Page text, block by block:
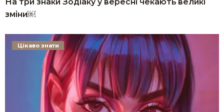
На три знаки Зодіаку у вересні чекають великі
зміни￼
Цікаво знати